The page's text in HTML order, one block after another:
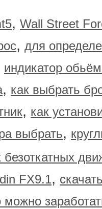
, Wall Street
, для
индикатор
, как выбрать
, как
выбрать,
безоткатных
FX9.1,
можно